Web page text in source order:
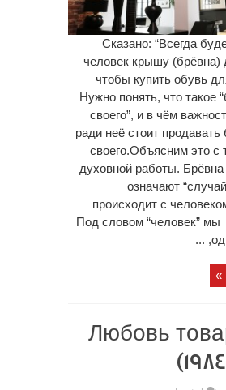
Сказано: “Всегда
человек крышу (брёвна)
чтобы купить обувь
Нужно понять, что такое
своего”, и в чём
ради неё стоит
своего.Объясним это с
духовной работы. Брёвна
означают
происходит с
Под словом “человек”
»
Любовь